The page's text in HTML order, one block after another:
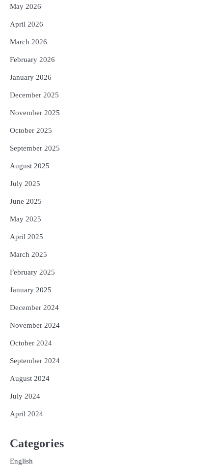
5
May 2026
April 2026
March 2026
February 2026
January 2026
December 2025
November 2025
October 2025
September 2025
August 2025
July 2025
June 2025
May 2025
April 2025
March 2025
February 2025
January 2025
December 2024
November 2024
October 2024
September 2024
August 2024
July 2024
April 2024
Categories
English